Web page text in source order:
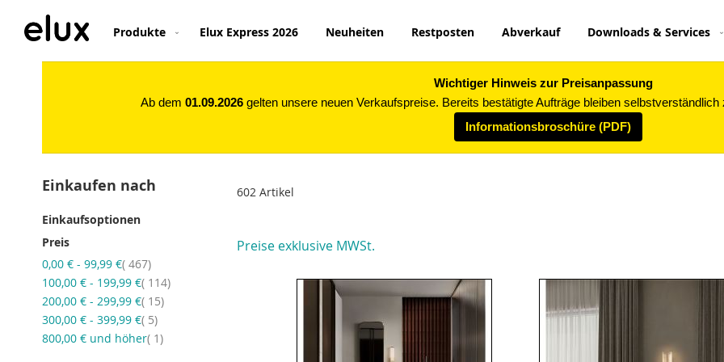
zumProdukte Elux Express 2026 Neuheiten Restposten Abverkauf Downloads & Services
Wichtiger Hinweis zur Preisanpassung
Ab dem 01.09.2026gelten unsere neuen Verkaufspreise. Bereits bestätigte Aufträge bleiben
Informationsbroschüre (PDF)
602 Artikel
Preise exklusive MWSt.
Einkaufen nach
Einkaufsoptionen
Preis
0,00 € - 99,99 € 467Artikel
100,00 € - 199,99 € 114Artikel
200,00 € - 299,99 € 15Artikel
300,00 € - 399,99 € 5Artikel
800,00 € und höher 1Artikel